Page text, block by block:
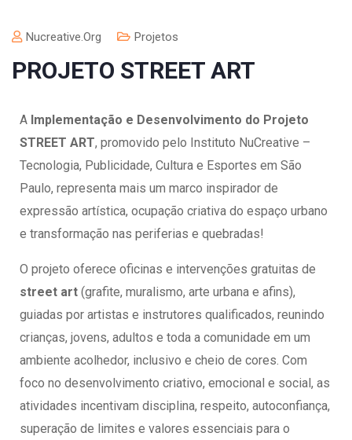
Nucreative.org Projetos
PROJETO STREET ART
A Implementação e Desenvolvimento do Projeto
STREET ART, promovido pelo Instituto NuCreative –
Tecnologia, Publicidade, Cultura e Esportes em São
Paulo, representa mais um marco inspirador de
expressão artística, ocupação criativa do espaço urbano
e transformação nas periferias e quebradas!
O projeto oferece oficinas e intervenções gratuitas de
street art (grafite, muralismo, arte urbana e afins),
guiadas por artistas e instrutores qualificados, reunindo
crianças, jovens, adultos e toda a comunidade em um
ambiente acolhedor, inclusivo e cheio de cores. Com
foco no desenvolvimento criativo, emocional e social, as
atividades incentivam disciplina, respeito, autoconfiança,
superação de limites e valores essenciais para o